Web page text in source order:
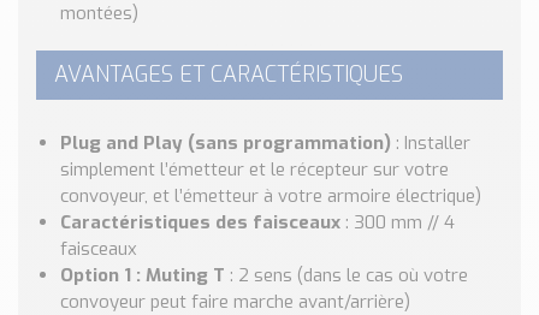
montées)
AVANTAGES ET CARACTÉRISTIQUES
Plug and Play (sans programmation) : Installer
simplement l’émetteur et le récepteur sur votre
convoyeur, et l’émetteur à votre armoire électrique)
Caractéristiques des faisceaux : 300 mm // 4
faisceaux
Option 1 : Muting T : 2 sens (dans le cas où votre
convoyeur peut faire marche avant/arrière)